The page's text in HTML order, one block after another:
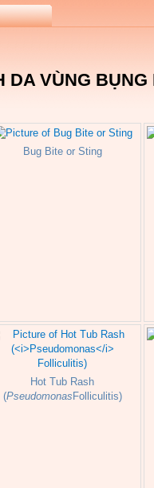
DA VÙNG BỤNG
Bug Bite or Sting
Hot Tub Rash
(Pseudomonas Folliculitis)